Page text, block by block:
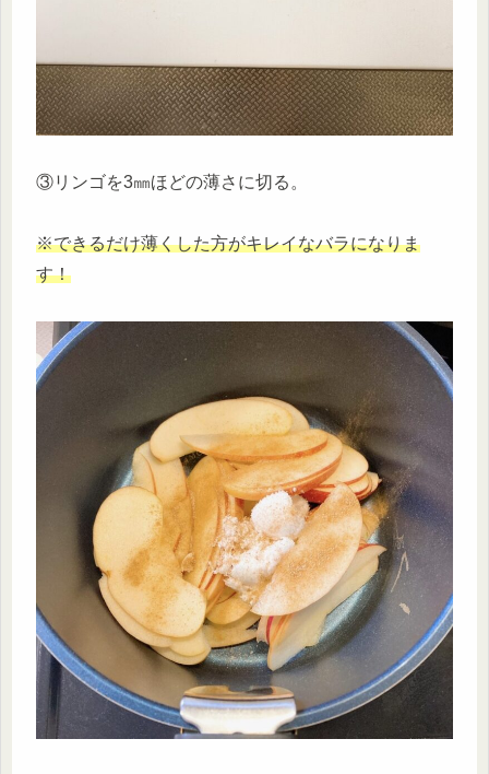
③リンゴを3㎜ほどの薄さに切る。
※できるだけ薄くした方がキレイなバラになりま
す！